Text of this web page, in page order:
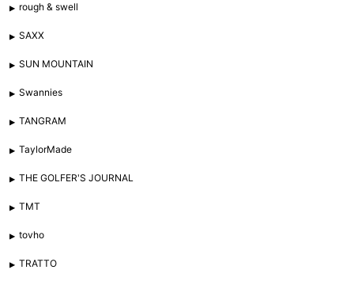
rough & swell
SAXX
SUN MOUNTAIN
Swannies
TANGRAM
TaylorMade
THE GOLFER'S JOURNAL
TMT
tovho
TRATTO